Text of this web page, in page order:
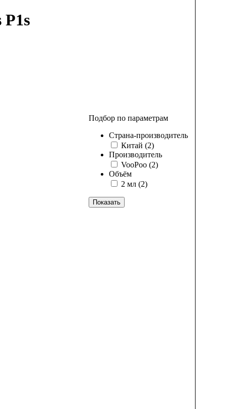
P1s
Подбор по параметрам
Страна-производитель
Китай (2)
Производитель
VooPoo (2)
Объём
2 мл (2)